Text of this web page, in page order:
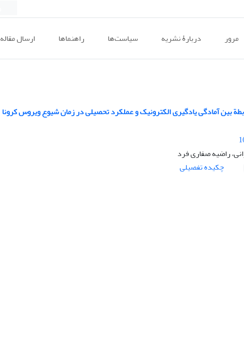
مرور دربارۀ نشریه سیاست‌ها راهنماها ارسال مقاله
بین آمادگی یادگیری الکترونیک و عملکرد تحصیلی در زمان شیوع ویروس کرونا
راضیه صفاری فرد
چکیده تفصیلی